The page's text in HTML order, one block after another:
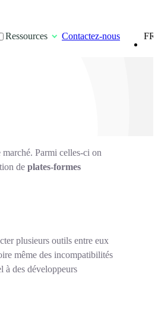
Ressources Contactez-nous
Parmi celles-ci on
deplates-formes
plusieurs outils entre eux
même des incompatibilités
à des développeurs